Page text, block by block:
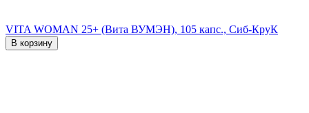
VITA WOMAN 25+ (Вита ВУМЭН), 105 капс., Сиб-КруК
В корзину